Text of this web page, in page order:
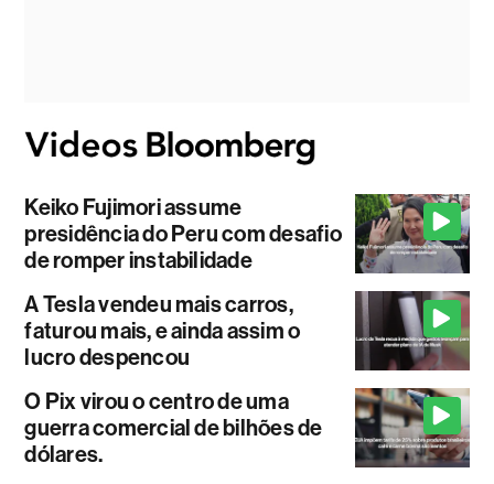
Keiko Fujimori assume
presidência do Peru com desafio
de romper instabilidade
A Tesla vendeu mais carros,
faturou mais, e ainda assim o
lucro despencou
O Pix virou o centro de uma
guerra comercial de bilhões de
dólares.